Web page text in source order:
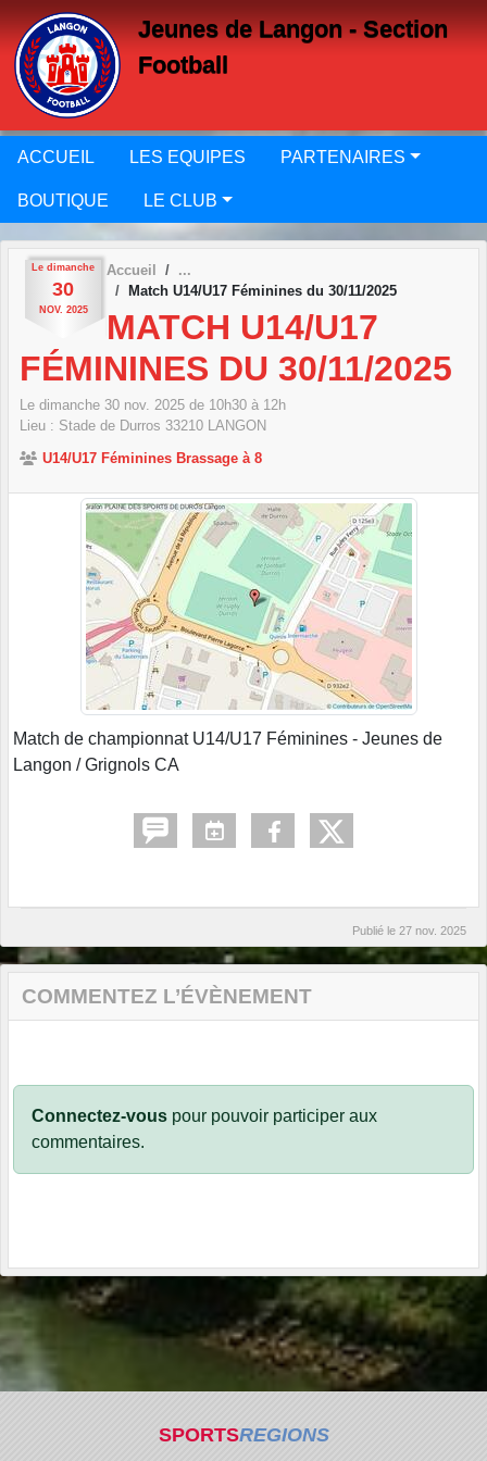
Jeunes de Langon - Section
Football
ACCUEIL LES EQUIPES PARTENAIRES
BOUTIQUE LE CLUB
Le dimanche
30
NOV. 2025
Accueil
Match U14/U17 Féminines du 30/11/2025
MATCH U14/U17
FÉMININES DU 30/11/2025
Le dimanche 30 nov. 2025 de 10h30 à 12h
Lieu : Stade de Durros 33210 LANGON
U14/U17 Féminines Brassage à 8
Match de championnat U14/U17 Féminines - Jeunes de
Langon / Grignols CA
Publié le 27 nov. 2025
COMMENTEZ L’ÉVÈNEMENT
Connectez-vous pour pouvoir participer aux
commentaires.
SPORTSREGIONS
Panneau de gestion des cookies